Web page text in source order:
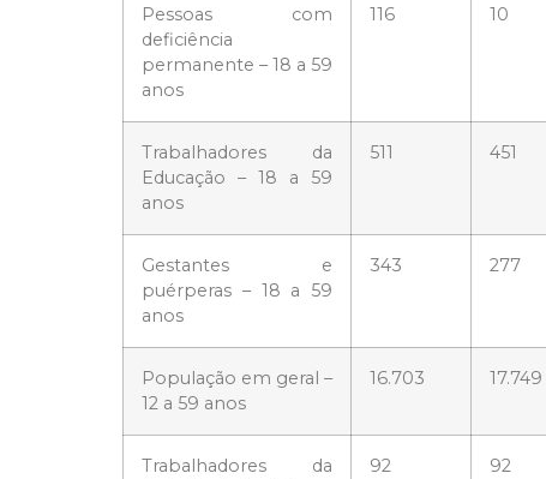
Pessoas com
deficiência
permanente – 18 a 59
anos
116 10
Trabalhadores da
Educação – 18 a 59
anos
511 451
Gestantes e
puérperas – 18 a 59
anos
343 277
População em geral –
12 a 59 anos
16.703 17.749
Trabalhadores da
92 92